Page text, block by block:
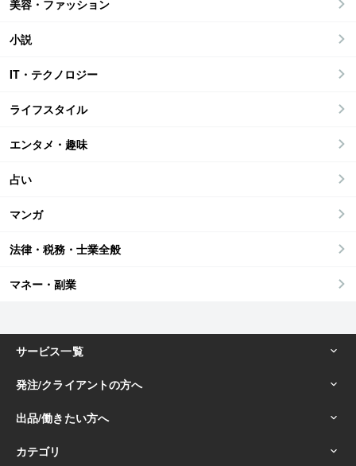
美容・ファッション
小説
IT・テクノロジー
ライフスタイル
エンタメ・趣味
占い
マンガ
法律・税務・士業全般
マネー・副業